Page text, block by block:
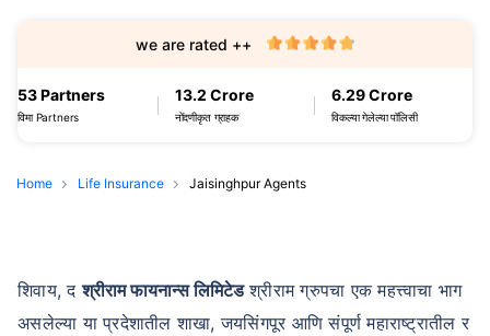
53 Partners
विमा Partners
13.2 Crore
नोंदणीकृत ग्राहक
6.29 Crore
विकल्या गेलेल्या पॉलिसी
we are rated ++
Home Life Insurance Jaisinghpur Agents
शिवाय, दश्रीराम फायनान्स लिमिटेडश्रीराम ग्रुपचा एक महत्त्वाचा भाग
असलेल्या या प्रदेशातील शाखा, जयसिंगपूर आणि संपूर्ण महाराष्ट्रातील र